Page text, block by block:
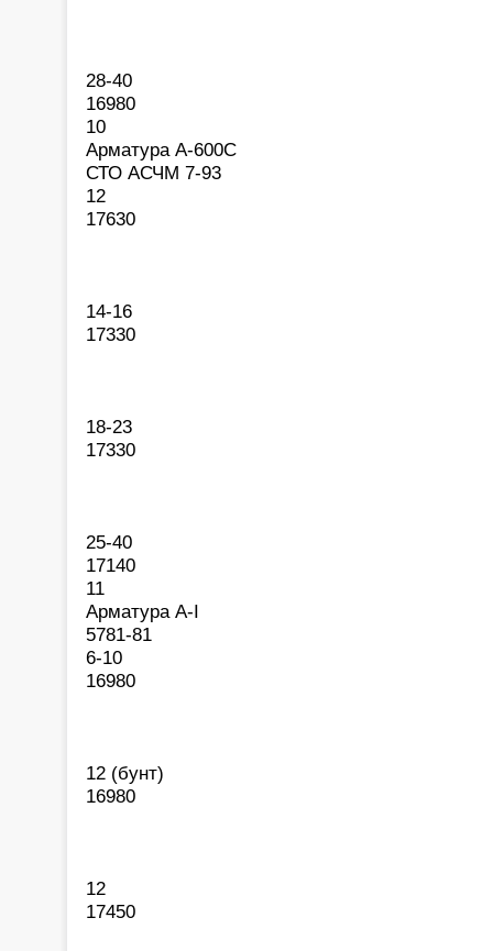
28-40
16980
10
Арматура А-600С
СТО АСЧМ 7-93
12
17630
14-16
17330
18-23
17330
25-40
17140
11
Арматура А-I
5781-81
6-10
16980
12 (бунт)
16980
12
17450